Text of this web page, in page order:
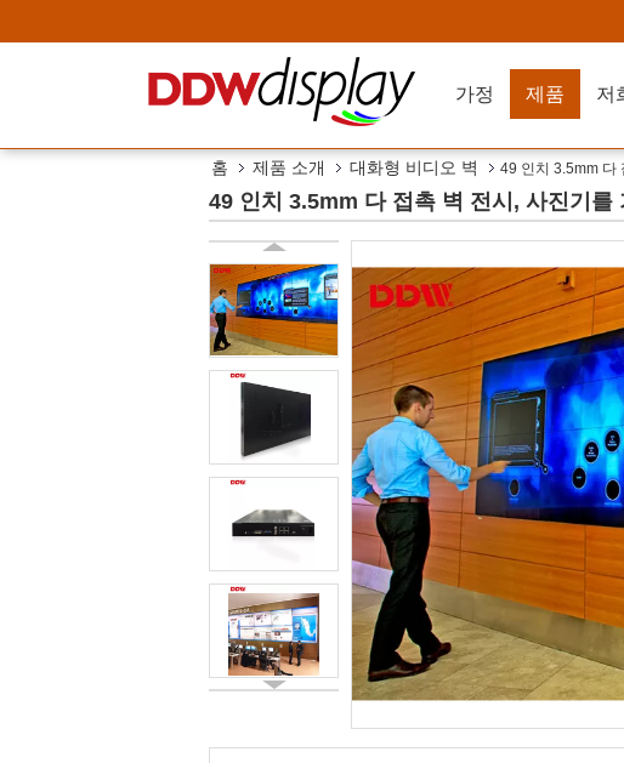
가정 제품 저
홈 제품 소개 대화형 비디오 벽 49 인치 3.5mm 다
49 인치 3.5mm 다 접촉 벽 전시, 사진기를